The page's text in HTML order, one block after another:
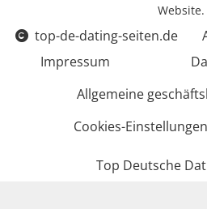
Website.
top-de-dating-seiten.de
Impressum
Allgemeine
Cookies-
Top Deutsche